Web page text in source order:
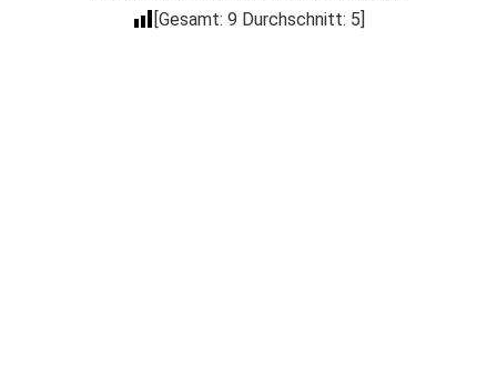
[Gesamt: 9 Durchschnitt: 5]